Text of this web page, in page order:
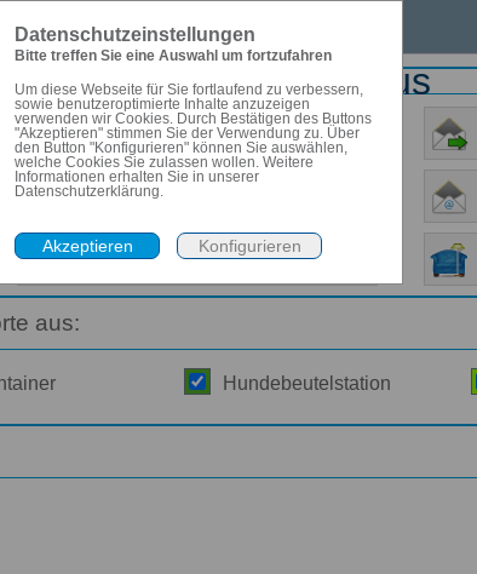
Bad Soden am Taunus
Anleitung
Allgemeine Informationen
Infos zu den Abfallarten
aus:
Hundebeutelstation
Datenschutzeinstellungen
Bitte treffen Sie eine Auswahl um fortzufahren
Um diese Webseite für Sie fortlaufend zu verbessern,
sowie benutzeroptimierte Inhalte anzuzeigen
verwenden wir Cookies. Durch Bestätigen des Buttons
"Akzeptieren" stimmen Sie der Verwendung zu. Über
den Button "Konfigurieren" können Sie auswählen,
welche Cookies Sie zulassen wollen. Weitere
Informationen erhalten Sie in unserer
Datenschutzerklärung.